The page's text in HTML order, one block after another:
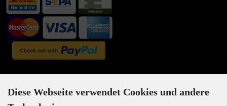
Newsletter-Anmeldung
Diese Webseite verwendet Cookies und andere